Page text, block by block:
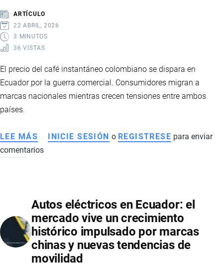
ARTÍCULO
22 ABRIL, 2026
3 MINUTOS
36 VISTAS
El precio del café instantáneo colombiano se dispara en
Ecuador por la guerra comercial. Consumidores migran a
marcas nacionales mientras crecen tensiones entre ambos
países.
LEE MÁS SOBRE
ALZA
EN
ECUADOR:
GUERRA
COMERCIAL
IMPULSA
INICIE SESIÓN o REGISTRESE para enviar
comentarios
Autos eléctricos en Ecuador: el
mercado vive un crecimiento
histórico impulsado por marcas
chinas y nuevas tendencias de
movilidad